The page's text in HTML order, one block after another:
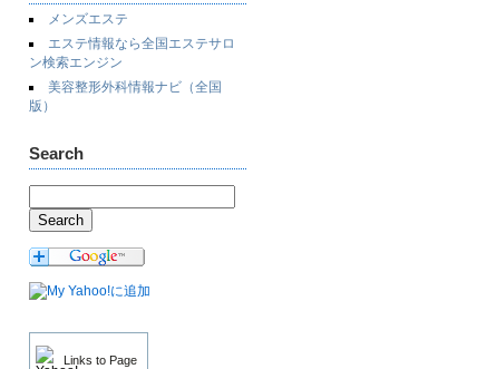
メンズエステ
エステ情報なら全国エステサロ
ン検索エンジン
美容整形外科情報ナビ（全国
版）
Search
Links to Page